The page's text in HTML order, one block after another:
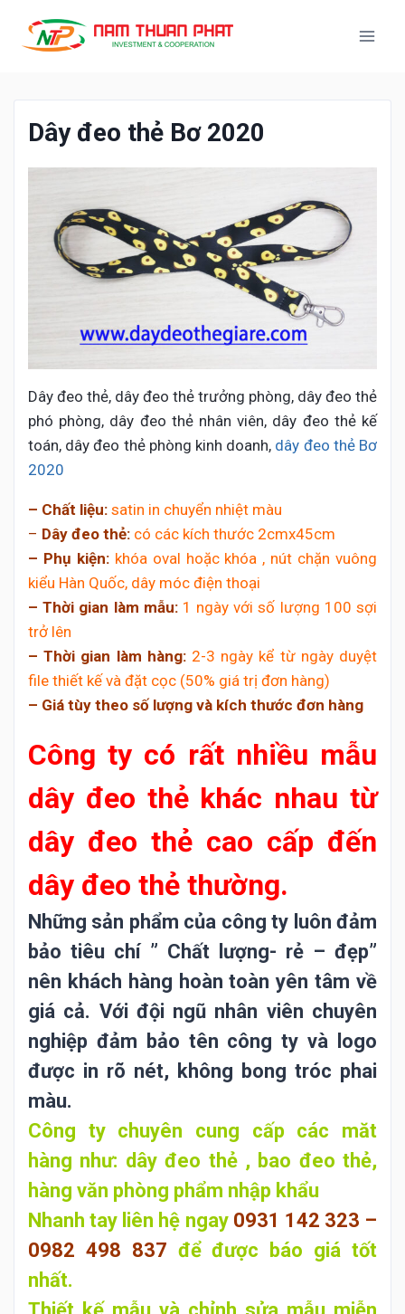
Dây đeo thẻ Bơ 2020
Dây đeo thẻ, dây đeo thẻ trưởng phòng, dây đeo thẻ
phó phòng, dây đeo thẻ nhân viên, dây đeo thẻ kế
toán, dây đeo thẻ phòng kinh doanh, dây đeo thẻ Bơ
2020
– Chất liệu: satin in chuyển nhiệt màu
– Dây đeo thẻ: có các kích thước 2cmx45cm
– Phụ kiện:khóa oval hoặc khóa , nút chặn vuông
kiểu Hàn Quốc, dây móc điện thoại
– Thời gian làm mẫu: 1 ngày với số lượng 100 sợi
trở lên
– Thời gian làm hàng:2-3 ngày kể từ ngày duyệt
file thiết kế và đặt cọc (50% giá trị đơn hàng)
– Giá tùy theo số lượng và kích thước đơn hàng
Công ty có rất nhiều mẫu
dây đeo thẻ khác nhau từ
dây đeo thẻ cao cấp đến
dây đeo thẻ thường.
Những sản phẩm của công ty luôn đảm
bảo tiêu chí ” Chất lượng- rẻ – đẹp”
nên khách hàng hoàn toàn yên tâm về
giá cả. Với đội ngũ nhân viên chuyên
nghiệp đảm bảo tên công ty và logo
được in rõ nét, không bong tróc phai
màu.
Công ty chuyên cung cấp các măt
hàng như: dây đeo thẻ , bao đeo thẻ,
hàng văn phòng phẩm nhập khẩu
Nhanh tay liên hệ ngay 0931 142 323 –
0982 498 837 đểđược báo giá tốt
nhất.